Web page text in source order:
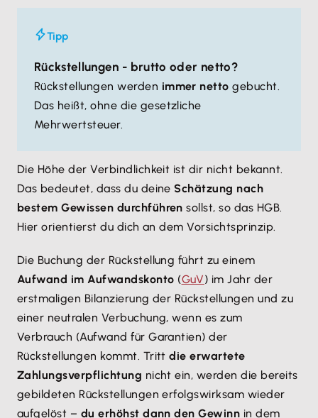
Tipp
Rückstellungen - brutto oder netto?
Rückstellungen werden immer netto gebucht.
Das heißt, ohne die gesetzliche
Mehrwertsteuer.
Die Höhe der Verbindlichkeit ist dir nicht bekannt.
Das bedeutet, dass du deineSchätzung nach
bestem Gewissen durchführen sollst, so das HGB.
Hier orientierst du dich an dem Vorsichtsprinzip.
Die Buchung der Rückstellung führt zu einem
Aufwand im Aufwandskonto (GuV) im Jahr der
erstmaligen Bilanzierung der Rückstellungen und zu
einer neutralen Verbuchung, wenn es zum
Verbrauch (Aufwand für Garantien) der
Rückstellungen kommt. Trittdie erwartete
Zahlungsverpflichtung nicht ein, werden die bereits
gebildeten Rückstellungen erfolgswirksam wieder
aufgelöst – du erhöhst dann den Gewinn in dem